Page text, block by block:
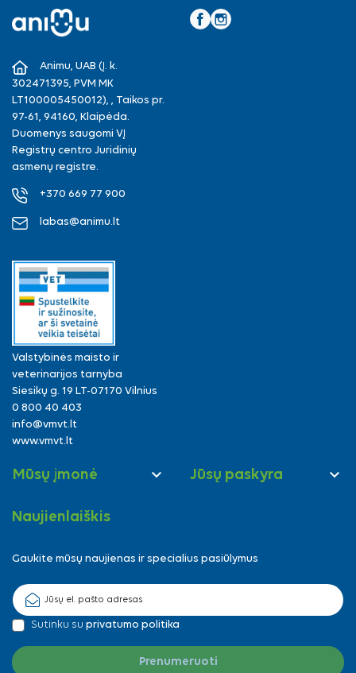
Animu, UAB (Į. k.
302471395, PVM MK
LT100005450012), , Taikos pr.
97-61, 94160, Klaipėda.
Duomenys saugomi VĮ
Registrų centro Juridinių
asmenų registre.
+370 669 77 900
labas@animu.lt
Valstybinės maisto ir
veterinarijos tarnyba
Siesikų g. 19 LT-07170 Vilnius
0 800 40 403
info@vmvt.lt
www.vmvt.lt
Mūsų įmonė  Jūsų paskyra 
Naujienlaiškis
Gaukite mūsų naujienas ir specialius pasiūlymus
Sutinku su privatumo politika